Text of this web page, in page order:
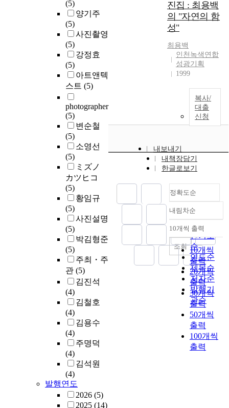
(5)
양기주
(5)
사진촬영
(5)
강정효
(5)
아트앤텍
스트 (5)
photographer
(5)
변순철
(5)
소영선
(5)
ミズノ
カツヒコ
(5)
황임규
(5)
사진설명
(5)
박김형준
(5)
주최・주
관 (5)
김진석
(4)
김철호
(4)
김용수
(4)
주명덕
(4)
김석원
(4)
발행연도
2026 (5)
2025 (14)
진집 : 최용백
의 "자연의 함
성"
최용백
인천녹색연합
성광기획
1999
복사/
대출
신청
내보내기
내책장담기
한글로보기
정확도순
정확도
순
인기도
순
연도순
제목순
저자순
발행기
관순
내림차순
내림차순
10개씩 출력
10개씩
출력
20개씩
출력
30개씩
출력
50개씩
출력
100개씩
출력
조회